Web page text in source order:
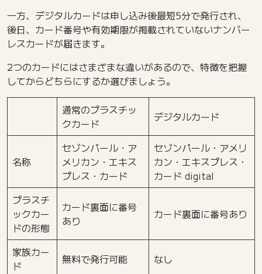
一方、デジタルカードは申し込み後最短5分で発行され、
後日、カード番号や有効期限が掲載されていないナンバー
レスカードが届きます。
2つのカードにはさまざまな違いがあるので、特徴を把握
してからどちらにするか選びましょう。
通常のプラスチッ
クカード
デジタルカード
名称
セゾンパール・ア
メリカン・エキス
プレス・カード
セゾンパール・アメリ
カン・エキスプレス・
カード digital
プラスチ
ックカー
ドの形態
カード裏面に番号
あり
カード裏面に番号あり
家族カー
ド
無料で発行可能 なし